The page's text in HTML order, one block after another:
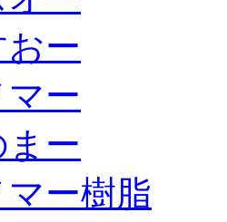
ー
ー
ー
ー樹脂